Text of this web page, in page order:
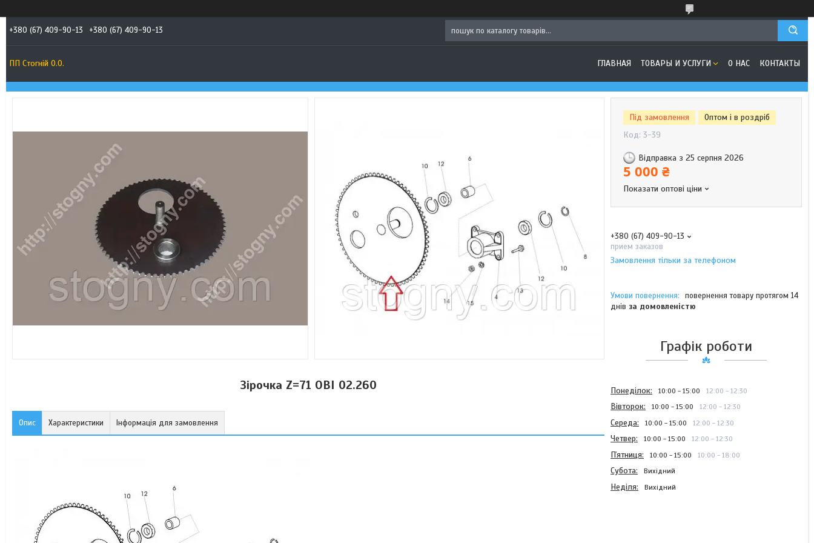
+380 (67) 409-90-13 +380 (67) 409-90-13
ПП Стогній О.О. ГЛАВНАЯ ТОВАРЫ И УСЛУГИ О НАС КОНТАКТЫ
Зірочка Z=71 ОВІ 02.260
Опис Характеристики Інформація для замовлення
Під замовлення
Оптом і в роздріб
Код: 3-39
Відправка з 25 серпня 2026
5 000 ₴
Показати оптові ціни
+380 (67) 409-90-13
прием заказов
Замовлення тільки за телефоном
повернення товару протягом 14
днів за домовленістю
Графік роботи
Понеділок 10:00 15:00 12:00 12:30
Вівторок 10:00 15:00 12:00 12:30
Середа 10:00 15:00 12:00 12:30
Четвер 10:00 15:00 12:00 12:30
Пʼятниця 10:00 15:00 10:00 18:00
Субота Вихідний
Неділя Вихідний